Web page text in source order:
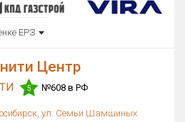
ЕРЗ
Центр
5 №608 в РФ
ул. Семьи Шамшиных